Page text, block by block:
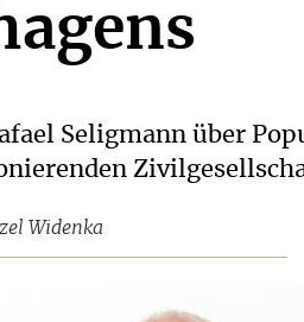
Seligmann über
Widenka